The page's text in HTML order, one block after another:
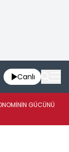
Canlı
GÜCÜNÜ